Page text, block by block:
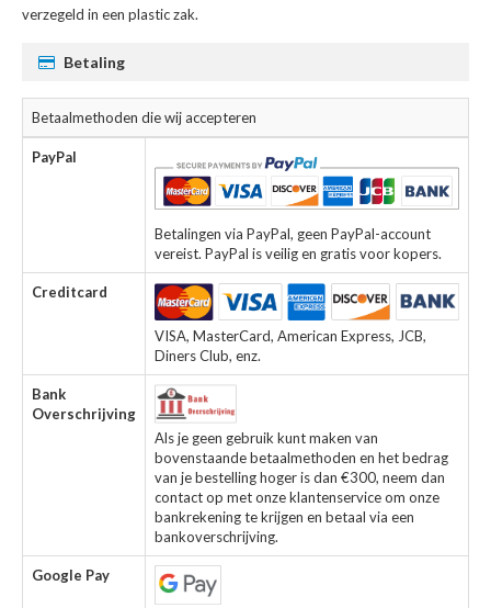
verzegeld in een plastic zak.
Betaling
Betaalmethoden die wij accepteren
PayPal
Betalingen via PayPal, geen PayPal-account
vereist. PayPal is veilig en gratis voor kopers.
Creditcard
VISA, MasterCard, American Express, JCB,
Diners Club, enz.
Bank
Overschrijving
Als je geen gebruik kunt maken van
bovenstaande betaalmethoden en het bedrag
van je bestelling hoger is dan €300, neem dan
contact op met onze klantenservice om onze
bankrekening te krijgen en betaal via een
bankoverschrijving.
Google Pay